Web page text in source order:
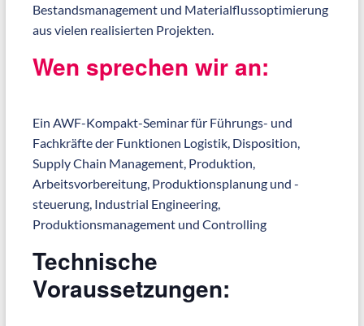
Bestandsmanagement und Materialflussoptimierung
aus vielen realisierten Projekten.
Wen sprechen wir an:
Ein AWF-Kompakt-Seminar für Führungs- und
Fachkräfte der Funktionen Logistik, Disposition,
Supply Chain Management, Produktion,
Arbeitsvorbereitung, Produktionsplanung und -
steuerung, Industrial Engineering,
Produktionsmanagement und Controlling
Technische
Voraussetzungen: